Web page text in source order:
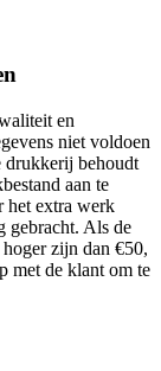
en
niet voldoen
drukkerij behoudt
aan te
het extra werk
gebracht. Als de
zijn dan €50,
met de klant om te